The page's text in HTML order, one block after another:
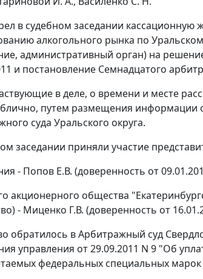
в судебном заседании
алкогольного рынка по
административный орган) на
и постановление Семнадцатого
в деле, о времени и месте
путем размещения информации
суда Уральского округа.
заседании приняли участие
- Попов Е.В. (доверенность от
акционерного общества
- Миценко Г.В. (доверенность от
обратилось в Арбитражный суд
управления от 29.09.2011 N 9 "Об
федеральных специальных марок